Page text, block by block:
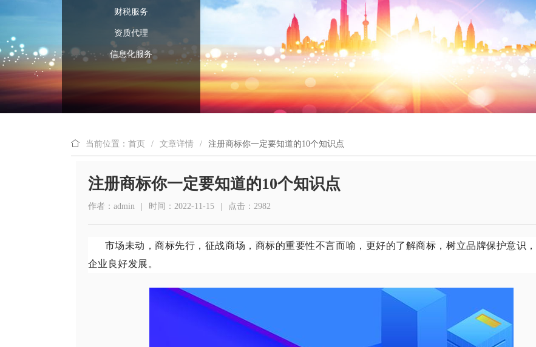
财税服务
资质代理
信息化服务
当前位置：首页 / 文章详情 / 注册商标你一定要知道的10个知识点
注册商标你一定要知道的10个知识点
作者：admin | 时间：2022-11-15 | 点击：2982
市场未动，商标先行，征战商场，商标的重要性不言而喻，更好的了解商标，树立品牌保护意识
企业良好发展。